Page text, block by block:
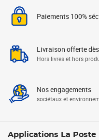
Paiements 100%
Livraison offerte
Hors livres et hors
Nos engagements
sociétaux et
Applications La Poste